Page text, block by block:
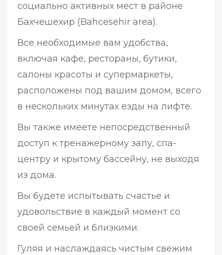
социально активных мест в районе
Бахчешехир (Bahcesehir area).
Все необходимые вам удобства,
включая кафе, рестораны, бутики,
салоны красоты и супермаркеты,
расположены под вашим домом, всего
в нескольких минутах езды на лифте.
Вы также имеете непосредственный
доступ к тренажерному залу, спа-
центру и крытому бассейну, не выходя
из дома.
Вы будете испытывать счастье и
удовольствие в каждый момент со
своей семьей и близкими.
Гуляя и наслаждаясь чистым свежим